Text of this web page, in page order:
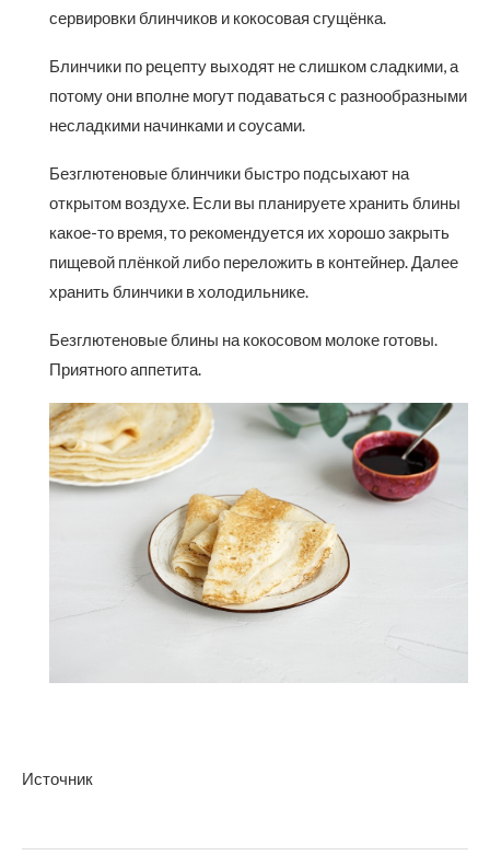
сервировки блинчиков и кокосовая сгущёнка.
Блинчики по рецепту выходят не слишком сладкими, а
потому они вполне могут подаваться с разнообразными
несладкими начинками и соусами.
Безглютеновые блинчики быстро подсыхают на
открытом воздухе. Если вы планируете хранить блины
какое-то время, то рекомендуется их хорошо закрыть
пищевой плёнкой либо переложить в контейнер. Далее
хранить блинчики в холодильнике.
Безглютеновые блины на кокосовом молоке готовы.
Приятного аппетита.
Источник